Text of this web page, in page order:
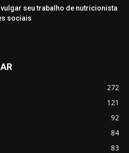
seu trabalho de nutricionista
sociais
272
121
92
84
83